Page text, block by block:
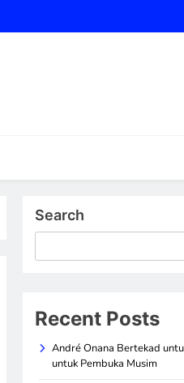
Search
Recent Posts
André Onana Bertekad
untuk Pembuka Musim